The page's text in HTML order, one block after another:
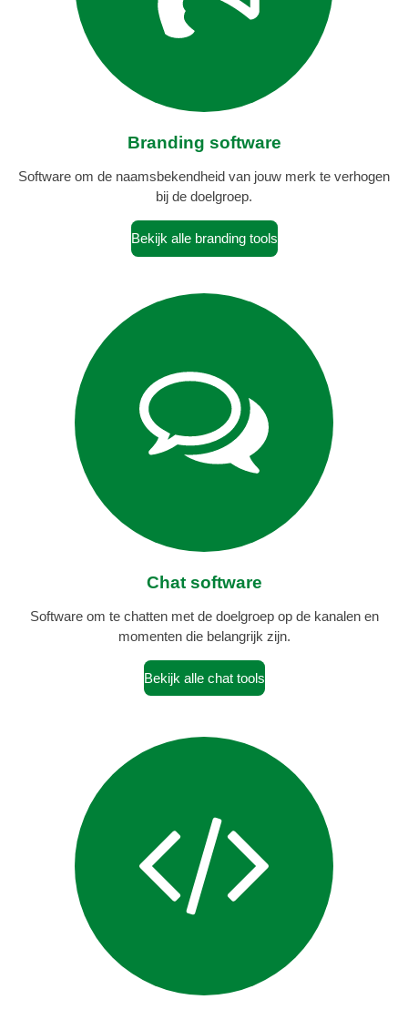
Branding software
Software om de naamsbekendheid van jouw merk te verhogen
bij de doelgroep.
Bekijk alle branding tools
Chat software
Software om te chatten met de doelgroep op de kanalen en
momenten die belangrijk zijn.
Bekijk alle chat tools